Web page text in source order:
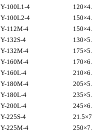
Y-100L1-4
Y-100L2-4
Y-112M-4
Y-132S-4
Y-132M-4
Y-160M-4
Y-160L-4
Y-180M-4
Y-180L-4
Y-200L-4
Y-225S-4
Y-225M-4